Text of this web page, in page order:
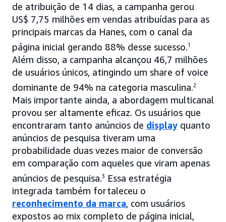
de atribuição de 14 dias, a campanha gerou
US$ 7,75 milhões em vendas atribuídas para as
principais marcas da Hanes, com o canal da
página inicial gerando 88% desse sucesso.1
Além disso, a campanha alcançou 46,7 milhões
de usuários únicos, atingindo um share of voice
dominante de 94% na categoria masculina.2
Mais importante ainda, a abordagem multicanal
provou ser altamente eficaz. Os usuários que
encontraram tanto anúncios de display quanto
anúncios de pesquisa tiveram uma
probabilidade duas vezes maior de conversão
em comparação com aqueles que viram apenas
anúncios de pesquisa.3
Essa estratégia
integrada também fortaleceu o
reconhecimento da marca, com usuários
expostos ao mix completo de página inicial,